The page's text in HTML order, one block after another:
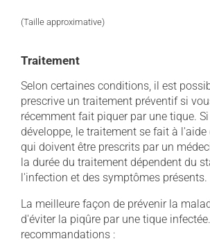
(Taille approximative)
Traitement
Selon certaines conditions, il est
prescrive un traitement préventif si
récemment fait piquer par une tique.
développe, le traitement se fait à
qui doivent être prescrits par un
la durée du traitement dépendent du
l'infection et des symptômes présents.
La meilleure façon de prévenir la
d'éviter la piqûre par une tique
recommandations :